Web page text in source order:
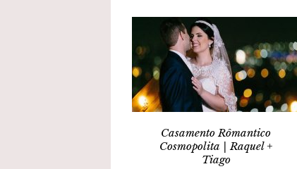
Casamento Rômantico
Cosmopolita | Raquel +
Tiago